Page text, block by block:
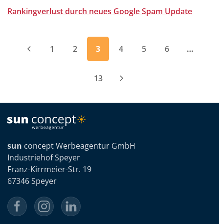
Rankingverlust durch neues Google Spam Update
1 2 3 4 5 6 …
13
sun concept Werbeagentur GmbH
Industriehof Speyer
Franz-Kirrmeier-Str. 19
67346 Speyer